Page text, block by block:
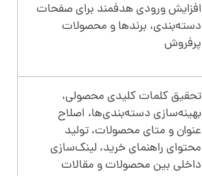
افزایش ورودی هدفمند برای صفحات
دسته‌بندی، برندها و محصولات
پرفروش
تحقیق کلمات کلیدی محصولی،
بهینه‌سازی دسته‌بندی‌ها، اصلاح
عنوان و متای محصولات، تولید
محتوای راهنمای خرید، لینک‌سازی
داخلی بین محصولات و مقالات